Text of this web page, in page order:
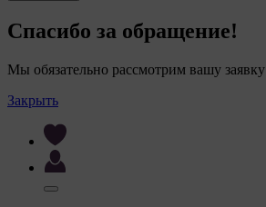
Спасибо за обращение!
Мы обязательно рассмотрим вашу заявку
Закрыть